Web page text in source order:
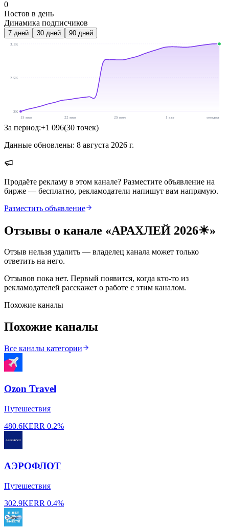
0
Постов в день
Динамика подписчиков
7 дней 30 дней 90 дней
3.1K
2.5K
2K
15 июн
22 июн 25 июл 1 авг сегодня
За период:+1 096(30 точек)
Данные обновлены: 8 августа 2026 г.
Продаёте рекламу в этом канале? Разместите объявление на
бирже — бесплатно, рекламодатели напишут вам напрямую.
Разместить объявление
Отзывы о канале «АРАХЛЕЙ 2026☀»
Отзыв нельзя удалить — владелец канала может только
ответить на него.
Отзывов пока нет. Первый появится, когда кто-то из
рекламодателей расскажет о работе с этим каналом.
Похожие каналы
Похожие каналы
Все каналы категории
Ozon Travel
Путешествия
480.6KERR 0.2%
АЭРОФЛОТ
Путешествия
302.9KERR 0.4%